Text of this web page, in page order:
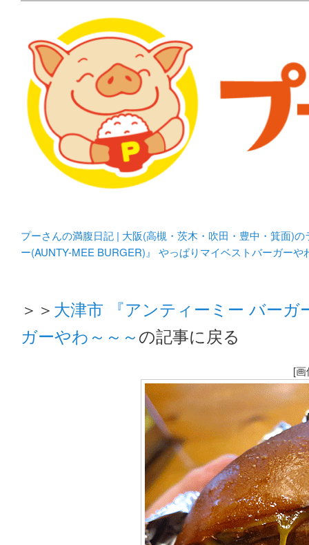
プーさんの満腹日記 |
豊中・箕面)のランチ＆
化してます。
プーさんの満腹日記 | 大阪(高槻・茨木・吹田・豊中・箕面)
ー(AUNTY-MEE BURGER)』 やっぱりマイベストバーガーや
＞＞ 大津市 『アンティーミー バー
ガーやわ～～～の記事に戻る
[